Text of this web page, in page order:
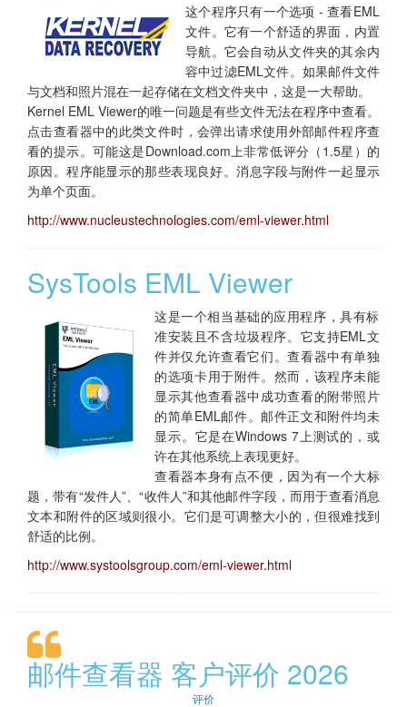
这个程序只有一个选项 - 查看EML
文件。它有一个舒适的界面，内置
导航。它会自动从文件夹的其余内
容中过滤EML文件。如果邮件文件
与文档和照片混在一起存储在文档文件夹中，这是一大帮助。
Kernel EML Viewer的唯一问题是有些文件无法在程序中查看。
点击查看器中的此类文件时，会弹出请求使用外部邮件程序查
看的提示。可能这是Download.com上非常低评分（1.5星）的
原因。程序能显示的那些表现良好。消息字段与附件一起显示
为单个页面。
http://www.nucleustechnologies.com/eml-viewer.html
SysTools EML Viewer
这是一个相当基础的应用程序，具有标
准安装且不含垃圾程序。它支持EML文
件并仅允许查看它们。查看器中有单独
的选项卡用于附件。然而，该程序未能
显示其他查看器中成功查看的附带照片
的简单EML邮件。邮件正文和附件均未
显示。它是在Windows 7上测试的，或
许在其他系统上表现更好。
查看器本身有点不便，因为有一个大标
题，带有“发件人”、“收件人”和其他邮件字段，而用于查看消息
文本和附件的区域则很小。它们是可调整大小的，但很难找到
舒适的比例。
http://www.systoolsgroup.com/eml-viewer.html
邮件查看器 客户评价 2026
评价